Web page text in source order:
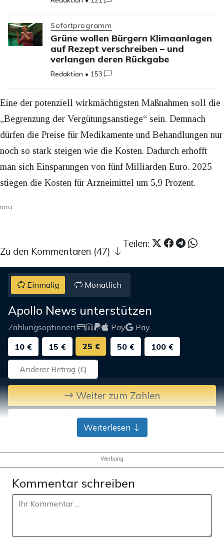
Sofortprogramm
Grüne wollen Bürgern Klimaanlagen
auf Rezept verschreiben – und
verlangen deren Rückgabe
Redaktion • 153
Eine der potenziell wirkmächtigsten Maßnahmen soll die
„Begrenzung der Vergütungsanstiege“ sein. Demnach
dürfen die Preise für Medikamente und Behandlungen nur
noch so stark steigen wie die Kosten. Dadurch erhofft
man sich Einsparungen von fünf Milliarden Euro. 2025
stiegen die Kosten für Arzneimittel um 5,9 Prozent.
mra
Teilen:
Zu den Kommentaren (47)
Einmalig Monatlich
Apollo News unterstützen
Zahlungsoptionen: Pay
Pay
10 €
15 € 25 € 50 € 100 €
Weiter zum Zahlen
Bank-Überweisung
Weiterlesen
Werbung
Kommentar schreiben